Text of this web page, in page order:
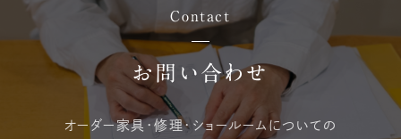
Contact
お問い合わせ
オーダー家具・修理・ ショールームについての